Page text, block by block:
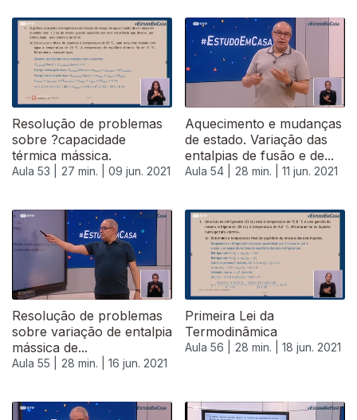
Resolução de problemas
sobre ?capacidade
térmica mássica.
Aula 53 | 27 min. | 09 jun. 2021
Aquecimento e mudanças
de estado. Variação das
entalpias de fusão e de...
Aula 54 | 28 min. | 11 jun. 2021
Resolução de problemas
sobre variação de entalpia
mássica de...
Aula 55 | 28 min. | 16 jun. 2021
Primeira Lei da
Termodinâmica
Aula 56 | 28 min. | 18 jun. 2021
553358